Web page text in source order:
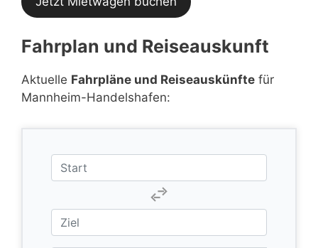
Fahrplan und Reiseauskunft
Aktuelle Fahrpläne und Reiseauskünfte für
Mannheim-Handelshafen: